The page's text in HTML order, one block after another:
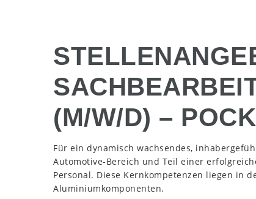
(M/W/D) –
Für ein dynamisch wachsendes,
Automotive-Bereich und Teil einer
Personal. Diese Kernkompetenzen liegen in
Aluminiumkomponenten.